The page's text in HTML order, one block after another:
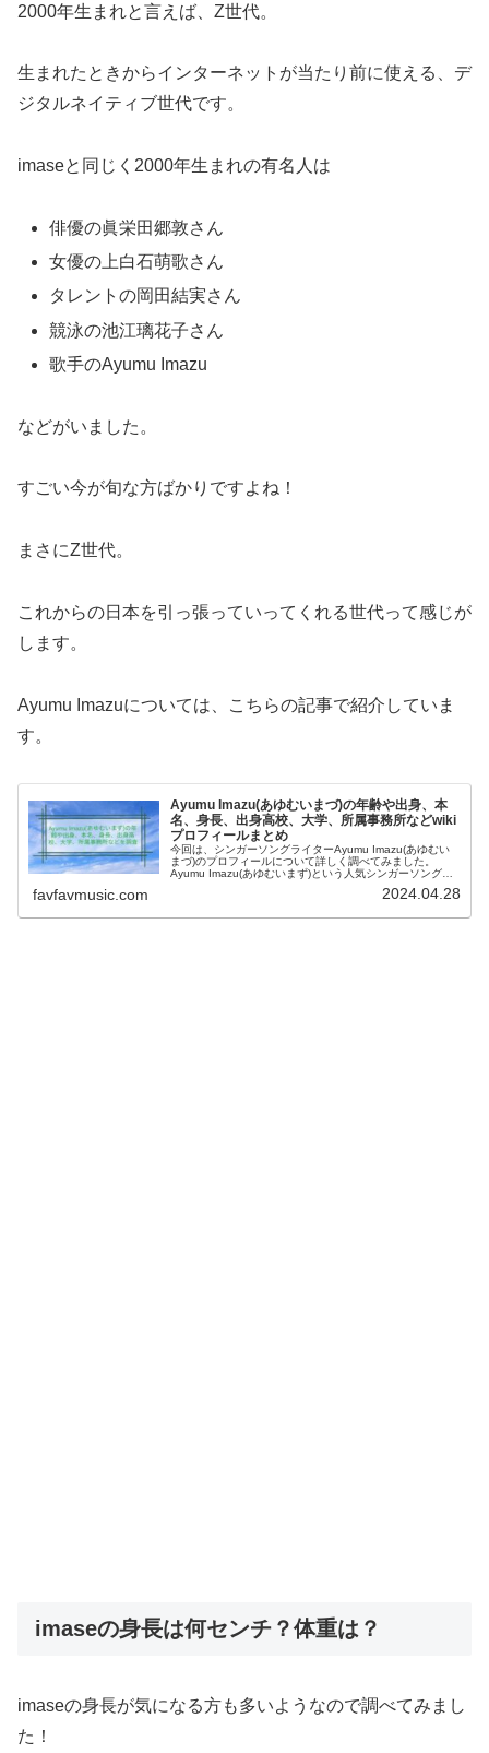
2000年生まれと言えば、Z世代。
生まれたときからインターネットが当たり前に使える、デ
ジタルネイティブ世代です。
imaseと同じく2000年生まれの有名人は
俳優の眞栄田郷敦さん
女優の上白石萌歌さん
タレントの岡田結実さん
競泳の池江璃花子さん
歌手のAyumu Imazu
などがいました。
すごい今が旬な方ばかりですよね！
まさにZ世代。
これからの日本を引っ張っていってくれる世代って感じが
します。
Ayumu Imazuについては、こちらの記事で紹介していま
す。
Ayumu Imazu(あゆむいまづ)の年齢や出身、本
名、身長、出身高校、大学、所属事務所などwiki
プロフィールまとめ
今回は、シンガーソングライターAyumu Imazu(あゆむい
まづ)のプロフィールについて詳しく調べてみました。
Ayumu Imazu(あゆむいまず)という人気シンガーソングラ
favfavmusic.com 2024.04.28
imaseの身長は何センチ？体重は？
imaseの身長が気になる方も多いようなので調べてみまし
た！